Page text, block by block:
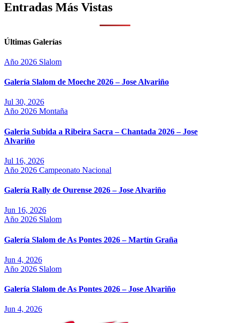
Entradas Más Vistas
Últimas Galerías
Año 2026 Slalom
Galería Slalom de Moeche 2026 – Jose Alvariño
Jul 30, 2026
Año 2026 Montaña
Galeria Subida a Ribeira Sacra – Chantada 2026 – Jose
Alvariño
Jul 16, 2026
Año 2026 Campeonato Nacional
Galería Rally de Ourense 2026 – Jose Alvariño
Jun 16, 2026
Año 2026 Slalom
Galería Slalom de As Pontes 2026 – Martín Graña
Jun 4, 2026
Año 2026 Slalom
Galería Slalom de As Pontes 2026 – Jose Alvariño
Jun 4, 2026